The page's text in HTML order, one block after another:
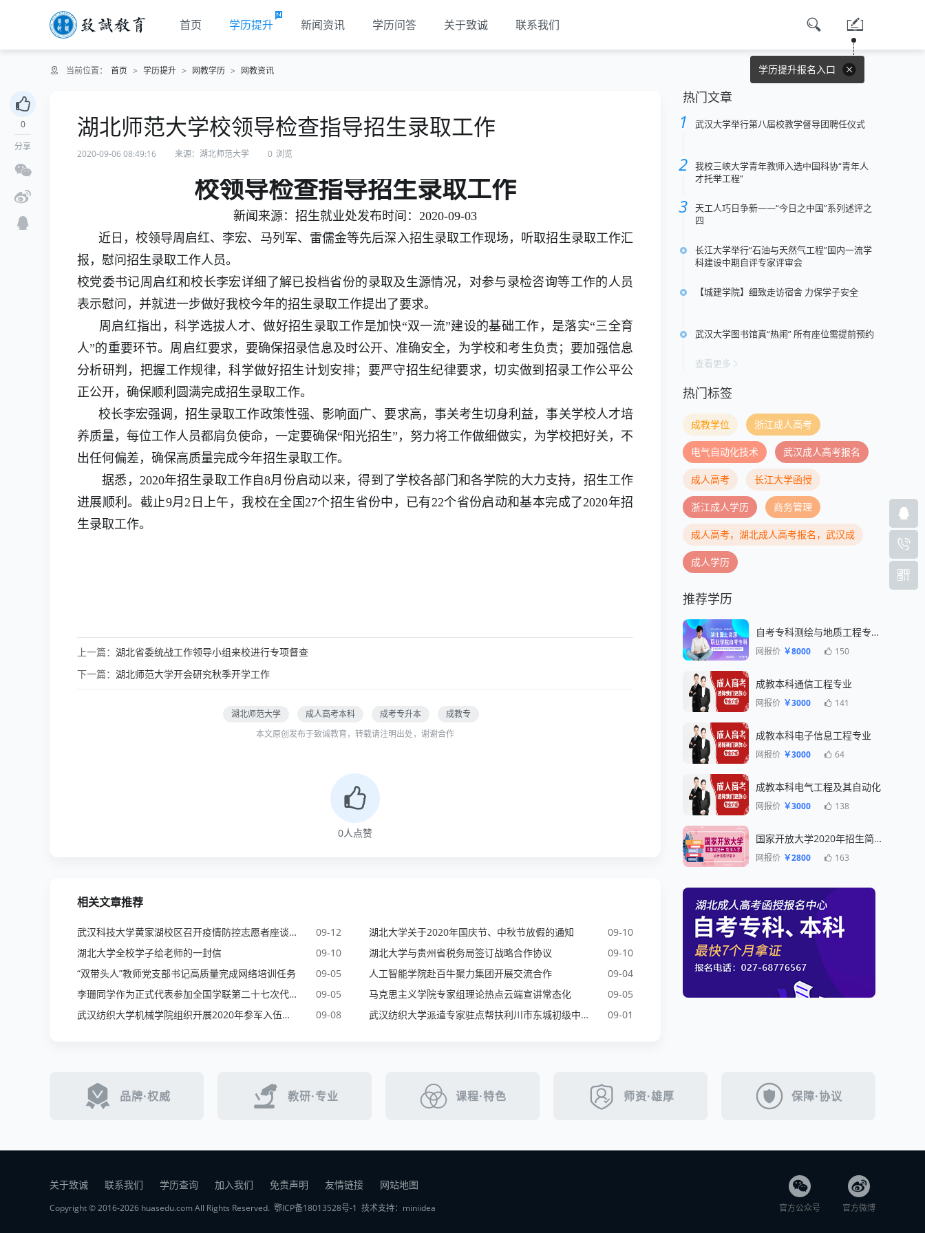
首页 学历提升 新闻资讯 学历问答 关于致诚 联系我们
学历提升报名入口
当前位置： 首页 > 学历提升 > 网教学历 > 网教资讯
0
分享
湖北师范大学校领导检查指导招生录取工作
2020-09-06 08:49:16 来源：湖北师范大学 0 浏览
校领导检查指导招生录取工作
新闻来源：招生就业处发布时间：2020-09-03
近日，校领导周启红、李宏、马列军、雷儒金等先后深入招生录取工作现场，听取招生录取工作汇
报，慰问招生录取工作人员。
校党委书记周启红和校长李宏详细了解已投档省份的录取及生源情况，对参与录检咨询等工作的人员
表示慰问，并就进一步做好我校今年的招生录取工作提出了要求。
周启红指出，科学选拔人才、做好招生录取工作是加快“双一流”建设的基础工作，是落实“三全育
人”的重要环节。周启红要求，要确保招录信息及时公开、准确安全，为学校和考生负责；要加强信息
分析研判，把握工作规律，科学做好招生计划安排；要严守招生纪律要求，切实做到招录工作公平公
正公开，确保顺利圆满完成招生录取工作。
校长李宏强调，招生录取工作政策性强、影响面广、要求高，事关考生切身利益，事关学校人才培
养质量，每位工作人员都肩负使命，一定要确保“阳光招生”，努力将工作做细做实，为学校把好关，不
出任何偏差，确保高质量完成今年招生录取工作。
据悉，2020年招生录取工作自8月份启动以来，得到了学校各部门和各学院的大力支持，招生工作
进展顺利。截止9月2日上午，我校在全国27个招生省份中，已有22个省份启动和基本完成了2020年招
生录取工作。
上一篇： 湖北省委统战工作领导小组来校进行专项督查
下一篇： 湖北师范大学开会研究秋季开学工作
湖北师范大学 成人高考本科 成考专升本
成教专
本文原创发布于致诚教育，转载请注明出处，谢谢合作
0人点赞
相关文章推荐
09-12
武汉科技大学黄家湖校区召开疫情防控志愿者座谈会 09-10
湖北大学关于2020年国庆节、中秋节放假的通知
09-10
湖北大学全校学子给老师的一封信 09-10
湖北大学与贵州省税务局签订战略合作协议
09-05
“双带头人”教师党支部书记高质量完成网络培训任务 09-04
人工智能学院赴百牛聚力集团开展交流合作
09-05
李珊同学作为正式代表参加全国学联第二十七次代表大会 09-05
马克思主义学院专家组理论热点云端宣讲常态化
09-08
武汉纺织大学机械学院组织开展2020年参军入伍大学生欢送会 09-01
武汉纺织大学派遣专家驻点帮扶利川市东城初级中学
热门文章
武汉大学举行第八届校教学督导团聘任仪式
我校三峡大学青年教师入选中国科协“青年人
才托举工程”
天工人巧日争新——“今日之中国”系列述评之
四
长江大学举行“石油与天然气工程”国内一流学
科建设中期自评专家评审会
【城建学院】细致走访宿舍 力保学子安全
武汉大学图书馆真“热闹” 所有座位需提前预约
查看更多
热门标签
成教学位 浙江成人高考
电气自动化技术 武汉成人高考报名
成人高考 长江大学函授
浙江成人学历 商务管理
成人高考，湖北成人高考报名，武汉成
成人学历
推荐学历
自考专科测绘与地质工程专业一年毕业
网报价 ￥8000 150
成教本科通信工程专业
网报价 ￥3000 141
成教本科电子信息工程专业
网报价 ￥3000 64
成教本科电气工程及其自动化
网报价 ￥3000 138
国家开放大学2020年招生简章
网报价 ￥2800 163
品牌·权威 教研·专业 课程·特色 师资·雄厚 保障·协议
官方公众号 官方微博
关于致诚 联系我们 学历查询 加入我们 免责声明 友情链接 网站地图
Copyright © 2016-2026 huasedu.com All Rights Reserved. 鄂ICP备18013528号-1 技术支持： miniidea